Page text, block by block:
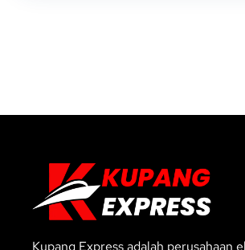
Kupang Express adalah perusahaan